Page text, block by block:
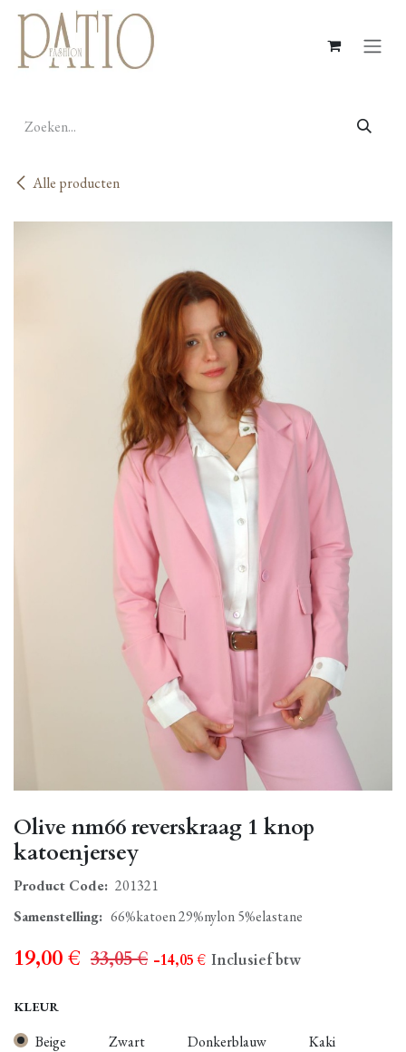
Overslaan naar inhoud
Alle producten
Olive nm66 reverskraag 1 knop
katoenjersey
Product Code: 201321
Samenstelling: 66%katoen 29%nylon 5%elastane
19,00€ 33,05€ - 14,05€ Inclusief btw
KLEUR
Beige Zwart Donkerblauw Kaki